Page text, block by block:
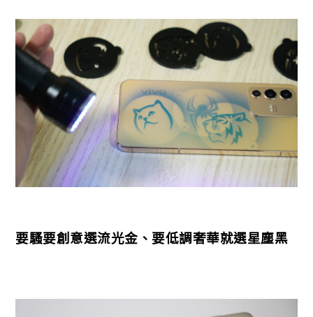
要騷要創意選流光金、要低調奢華就選星塵黑